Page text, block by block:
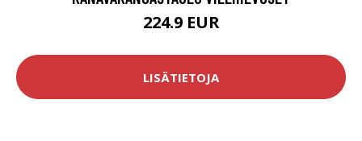
224.9 EUR
LISÄTIETOJA